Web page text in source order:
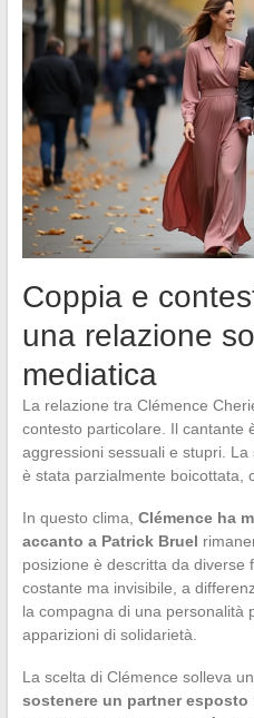
Coppia e
una relazione
mediatica
La relazione tra Clémence
contesto particolare. Il cantante
aggressioni sessuali e stupri. La
è stata parzialmente boicottata,
In questo clima, Clémence ha
accanto a Patrick Bruel
posizione è descritta da diverse
costante ma invisibile, a
la compagna di una personalità
apparizioni di solidarietà.
La scelta di Clémence solleva
sostenere un partner esposto